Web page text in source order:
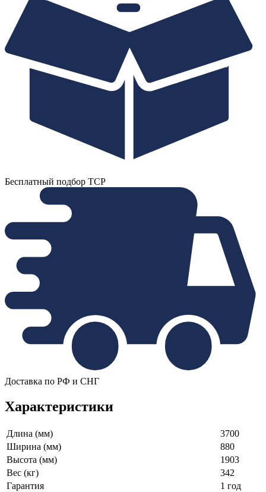
Бесплатный подбор ТСР
Доставка по РФ и СНГ
Характеристики
Длина (мм)
3700
Ширина (мм)
880
Высота (мм)
1903
Вес (кг)
342
Гарантия
1 год